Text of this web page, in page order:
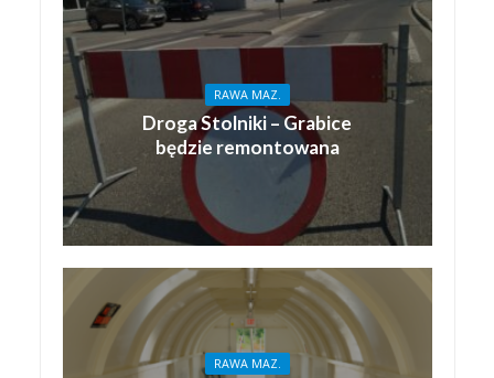
RAWA MAZ.
Droga Stolniki – Grabice
będzie remontowana
RAWA MAZ.